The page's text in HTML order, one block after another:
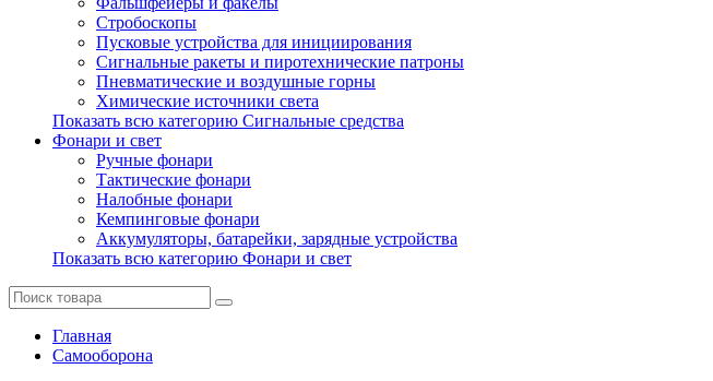
Стробоскопы
Пусковые устройства для инициирования
Сигнальные ракеты и пиротехнические патроны
Пневматические и воздушные горны
Химические источники света
Показать всю категорию Сигнальные средства
Фонари и свет
Ручные фонари
Тактические фонари
Налобные фонари
Кемпинговые фонари
Аккумуляторы, батарейки, зарядные устройства
Показать всю категорию Фонари и свет
Главная
Самооборона